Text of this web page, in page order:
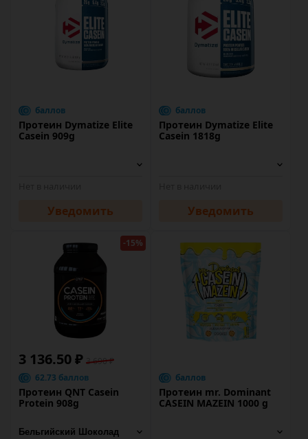
баллов
Протеин Dymatize Elite
Casein 909g
Уведомить
баллов
Протеин Dymatize Elite
Casein 1818g
Уведомить
-15%
3 136.50 ₽ 3 690 ₽
62.73 баллов
Протеин QNT Casein
Protein 908g
баллов
Протеин mr. Dominant
CASEIN MAZEIN 1000 g